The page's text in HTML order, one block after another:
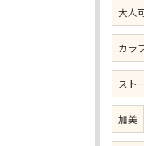
大人
カラ
スト
加美